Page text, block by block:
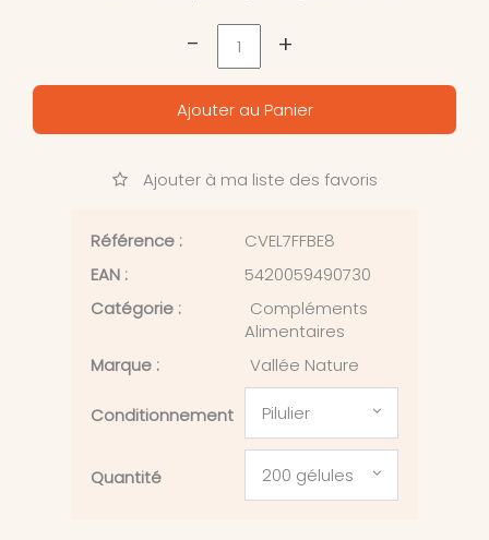
- +
Ajouter au Panier
Ajouter à ma liste des favoris
Référence :
CVEL7FFBE8
EAN :
5420059490730
Catégorie :
Compléments
Alimentaires
Marque :
Vallée Nature
Conditionnement Pilulier
Quantité 200 gélules